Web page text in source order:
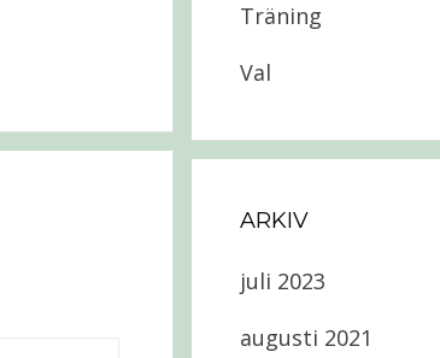
Träning
Val
ARKIV
juli 2023
augusti 2021